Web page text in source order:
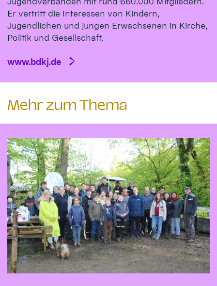
Er vertritt die Interessen von Kindern,
Jugendlichen und jungen Erwachsenen in Kirche,
Politik und Gesellschaft.
www.bdkj.de
Mehr zum Thema